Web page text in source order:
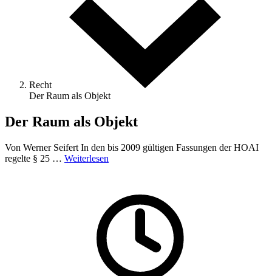
Recht
Der Raum als Objekt
Der Raum als Objekt
Von Werner Seifert In den bis 2009 gültigen Fassungen der HOAI
regelte § 25 … Weiterlesen